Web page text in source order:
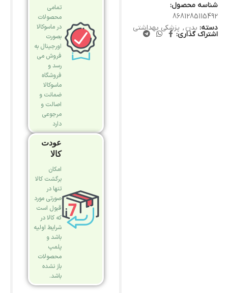
شناسه محصول:
8681285115492
دسته: بدن , پزشکی بهداشتی
اشتراک گذاری:
تمامی
محصولات
در ماسوکالا
بصورت
اورجینال به
فروش می
رسد و
فروشگاه
ماسوکالا
ضمانت و
اصالت و
مرجوعی
دارد
عودت
کالا
امکان
برگشت کالا
تنها در
صورتی مورد
قبول است
که کالا در
شرایط اولیه
باشد و
پلمپ
محصولات
باز نشده
باشد.